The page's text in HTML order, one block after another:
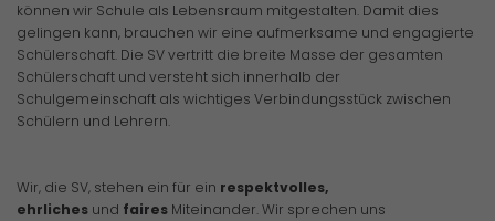
können wir Schule als Lebensraum mitgestalten. Damit dies
gelingen kann, brauchen wir eine aufmerksame und engagierte
Schülerschaft. Die SV vertritt die breite Masse der gesamten
Schülerschaft und versteht sich innerhalb der
Schulgemeinschaft als wichtiges Verbindungsstück zwischen
Schülern und Lehrern.
Wir, die SV, stehen ein für ein respektvolles,
ehrliches und faires Miteinander. Wir sprechen uns